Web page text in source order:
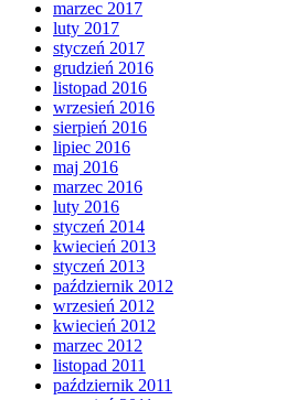
marzec 2017
luty 2017
styczeń 2017
grudzień 2016
listopad 2016
wrzesień 2016
sierpień 2016
lipiec 2016
maj 2016
marzec 2016
luty 2016
styczeń 2014
kwiecień 2013
styczeń 2013
październik 2012
wrzesień 2012
kwiecień 2012
marzec 2012
listopad 2011
październik 2011